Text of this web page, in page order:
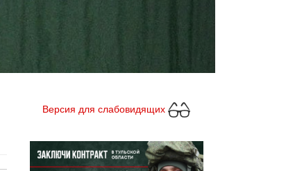
Версия для слабовидящих